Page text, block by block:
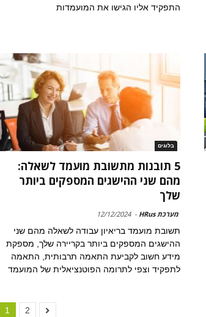
התפקיד אליו הגישו את המועמדות
בלוגים
5 תובנות מתשובת מועמד לשאלה:
מהם שני ההישגים המספקים ביותר
שלך
מערכת HRus -
12/12/2024
תשובת מועמד בריאיון עבודה לשאלה מהם שני
ההישגים המספקים ביותר בקריירה שלך, מספקת
מידע חשוב לקביעת התאמה תרבותית, התאמה
לתפקיד וצפי לתרומה הפוטנציאלית של המועמד
1 2